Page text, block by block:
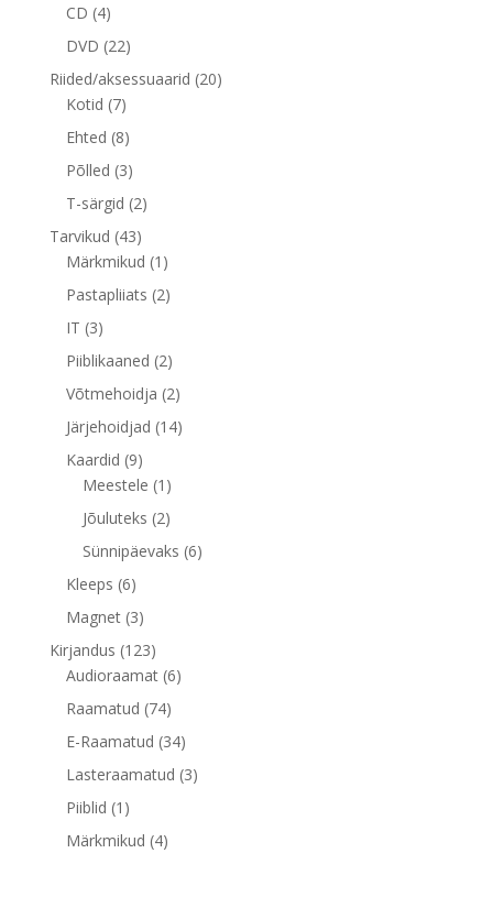
CD 44
toodet
DVD 2222
Riided/aksessuaarid 2020
Kotid 77
toodet
Ehted 88
toodet
Põlled 33
toodet
T-särgid 22
Tarvikud 4343
toodet
Märkmikud 1 1
toode
Pastapliiats 22
IT 33
toodet
Piiblikaaned 22
toodet
Võtmehoidja 22
toodet
Järjehoidjad 1414
Kaardid 99
toodet
Meestele 1 1
toode
Jõuluteks 22
toodet
Sünnipäevaks 66
Kleeps 66
toodet
Magnet 33
toodet
Kirjandus 123123
toodet
Audioraamat 66
Raamatud 7474
toodet
E-Raamatud 3434
toodet
Lasteraamatud 33
Piiblid 1 1
toode
Märkmikud 44